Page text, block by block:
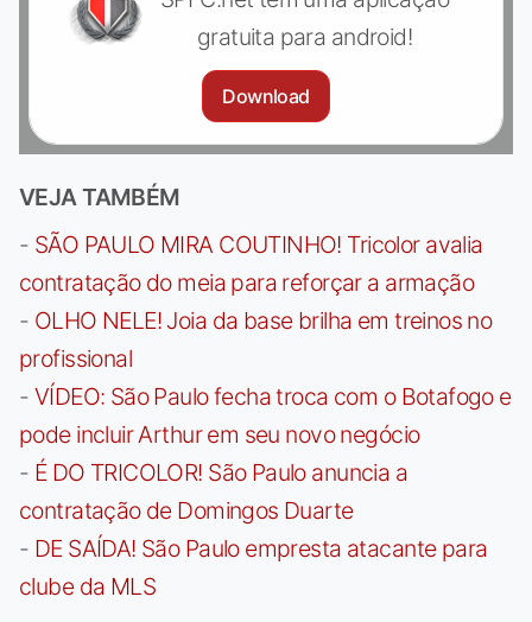
gratuita para android!
Download
VEJA TAMBÉM
- SÃO PAULO MIRA COUTINHO! Tricolor avalia
contratação do meia para reforçar a armação
- OLHO NELE! Joia da base brilha em treinos no
profissional
- VÍDEO: São Paulo fecha troca com o Botafogo e
pode incluir Arthur em seu novo negócio
- É DO TRICOLOR! São Paulo anuncia a
contratação de Domingos Duarte
- DE SAÍDA! São Paulo empresta atacante para
clube da MLS